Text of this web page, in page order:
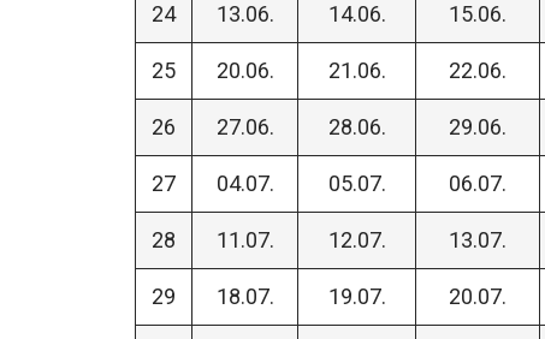
24 13.06. 14.06. 15.06.
25 20.06. 21.06. 22.06.
26 27.06. 28.06. 29.06.
27 04.07. 05.07. 06.07.
28 11.07. 12.07. 13.07.
29 18.07. 19.07. 20.07.